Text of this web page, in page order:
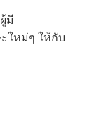
มี
ใหม่ๆ ให้กับ